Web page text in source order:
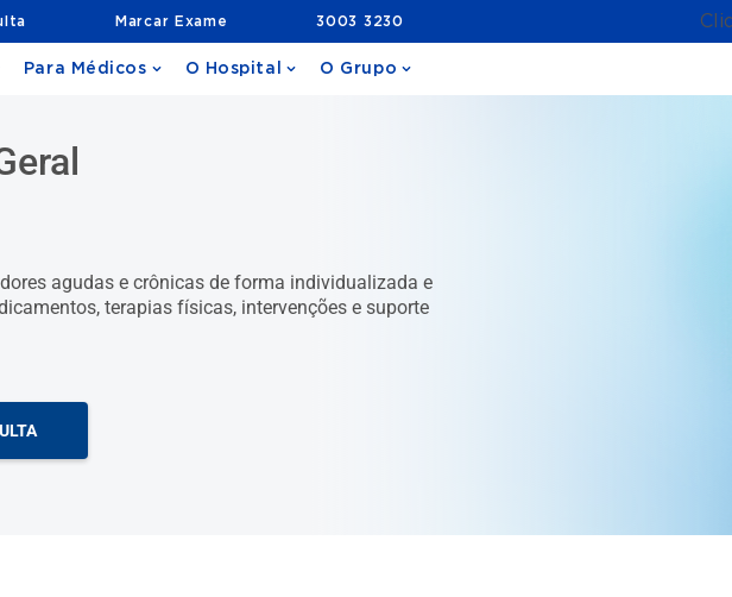
Marcar Exame 3003 3230
Para Médicos O Hospital O Grupo
agudas e crônicas de forma individualizada e
terapias físicas, intervenções e suporte